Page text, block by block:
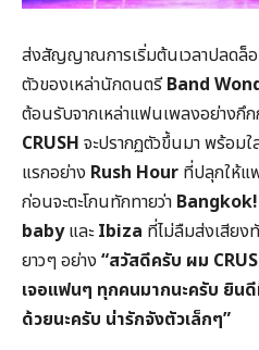
ส่งสัญญาณการเริ่มต้นเวลาปลดล็
ตัวของเหล่านักดนตรีBand
ต้อนรับจากเหล่าแฟนเพลงอย่างกึ
CRUSH จะปรากฏตัวขึ้นมา พร้อม
แรกอย่าง Rush Hour ที่ปลุกให้แ
ก่อนจะตะโกนทักทายว่า Bangkok!
babyและIbiza ที่ไม่ลืมส่งเสียง
ยาวๆ อย่าง “สวัสดีครับ ผม
เจอแฟนๆ ทุกคนมากนะครับ ยิน
ด้วยนะครับ น่ารักจังตัวเล็กๆ”